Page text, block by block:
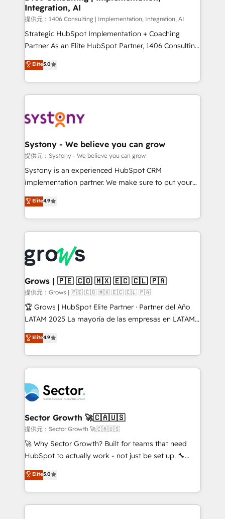
Outbound Marketing - HubSpot CMS Website
Design & Development We empower our clients to
reach their full potential by providing transparent,
relationship-driven support. With over 300 HubSpot
technical know-how and strategic guidance you
need to succeed.
Integration, AI
提供元：1406 Consulting | Implementation, Integration, AI
Strategic HubSpot Implementation + Coaching
Partner As an Elite HubSpot Partner, 1406 Consulting
helps mid-market revenue teams transform how
they sell, market, and serve. We don't just build your
HubSpot—we teach your team to own it, then stay
to help you keep winning. What We Do ⚙️ CRM
Data & Content 📈 Sales & Marketing Alignment +
Agent Creation 🔄 Custom Integrations & Data
Migration Why 1406 We become part of your team.
Your team learns while we build. We fix what others
broke. Built for mid-market reality—practical
constraints. By the Numbers 🏆 Top 1% of all
HubSpot partners 🔄 Top 5% globally in client
ops at mid-market companies ready to move
beyond spreadsheets into unified systems that
drive real business results.
Elite5.0
Systony - We believe you can grow
提供元：Systony - We believe you can grow
Systony is an experienced HubSpot CRM
implementation partner. We make sure to put your
organization's needs and goals first and think along
with your organization. We are only satisfied once
you are too. Why Systony? - 20+ years of
experience with CRM, Marketing, Sales & Service
Own back-end developers - Complex data
migrations (e.g. Salesforce, MS Dynamics, Perfect
View, SuperOffice) - Custom integrations (e.g. MS
Business Central, Navision, AX, SAP, Exact, AFAS) We
focus on growing B2B companies in the SME sector
such as manufacturing, SaaS, business services and
partner, we know how important user adoption is.
That's why we have developed a step-by-step
technology and people with each other. Together we
strive for optimal customer processes and
experiences. Systony – We believe you can grow!
Elite4.9
Grows | 🇵🇪 🇨🇴 🇲🇽 🇪🇨 🇨🇱 🇵🇦
提供元：Grows | 🇵🇪 🇨🇴 🇲🇽 🇪🇨 🇨🇱 🇵🇦
🏆 Grows | HubSpot Elite Partner · Partner del Año
LATAM 2025 La mayoría de las empresas en LATAM
no tienen un problema de herramientas. Tienen un
problema de orden. Equipos desalineados, datos
dispersos y procesos que dependen de personas
clave — no de sistemas. Eso frena el crecimiento,
⚙️ Grows ordena los procesos comerciales, alinea
marketing, ventas y servicio, e implementa HubSpot
de forma que genera resultados reales desde las
primeras semanas — no meses. 🤝 No entregamos
proyectos y nos vamos. Nos quedamos como
socios estratégicos, ayudando a sostener y escalar
no es crecer — es solo moverse rápido. 🌎
Operamos en Colombia, Perú, México, Ecuador,
Elite4.9
Sector Growth 🚀🇨🇦🇺🇸
提供元：Sector Growth 🚀🇨🇦🇺🇸
🚀 Why Sector Growth? Built for teams that need
HubSpot to actually work - not just be set up. 🔧
HubSpot Experts: Onboarding, migrations,
automation, and training built for adoption. ⚡ Highly
Technical Execution: ERP, EMR and Custom
Integrations; complex builds delivered in weeks, not
Elite5.0